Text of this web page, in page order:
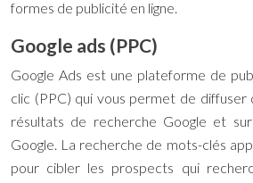
formes de publicité en ligne.
Google ads (PPC)
Google Ads est une plateforme de
clic (PPC) qui vous permet de diffuser
résultats de recherche Google et
Google. La recherche de mots-clés
pour cibler les prospects qui